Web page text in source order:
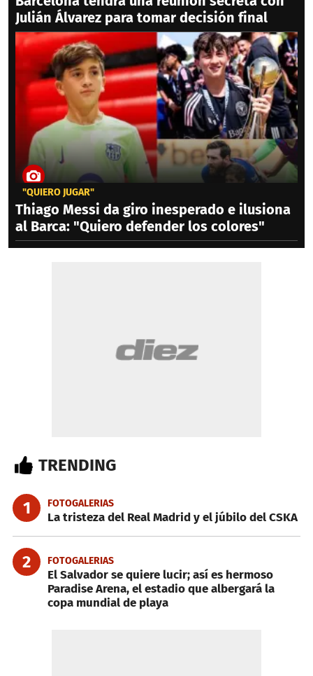
Julián Álvarez para tomar decisión final
"QUIERO JUGAR"
Thiago Messi da giro inesperado e ilusiona
al Barca: "Quiero defender los colores"
TRENDING
1 FOTOGALERIAS
La tristeza del Real Madrid y el júbilo del CSKA
2 FOTOGALERIAS
El Salvador se quiere lucir; así es hermoso
Paradise Arena, el estadio que albergará la
copa mundial de playa